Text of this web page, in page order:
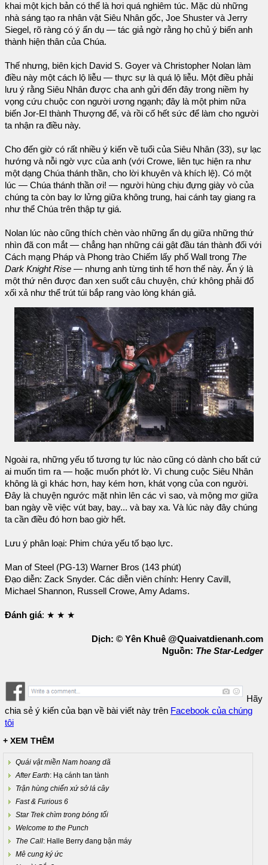
khai một kịch bản có thể là hơi quá nghiêm túc. Mặc dù những
nhà sáng tạo ra nhân vật Siêu Nhân gốc, Joe Shuster và Jerry
Siegel, rõ ràng có ý ẩn dụ — tác giả ngờ rằng họ chủ ý biến anh
thành hiện thân của Chúa.
Thế nhưng, biên kịch David S. Goyer và Christopher Nolan làm
điều này một cách lộ liễu — thực sự là quá lộ liễu. Một điều phải
lưu ý rằng Siêu Nhân được cha anh gửi đến đây trong niềm hy
vọng cứu chuộc con người ương ngạnh; đây là một phim nữa
biến Jor-El thành Thượng đế, và rồi cố hết sức để làm cho người
ta nhận ra điều này.
Cho đến giờ có rất nhiều ý kiến về tuổi của Siêu Nhân (33), sự lạc
hướng và nỗi ngờ vực của anh (với Crowe, liên tục hiện ra như
một dạng Chúa thánh thần, cho lời khuyên và khích lệ). Có một
lúc — Chúa thánh thần ơi! — người hùng chịu đựng giày vò của
chúng ta còn bay lơ lửng giữa không trung, hai cánh tay giang ra
như thể Chúa trên thập tự giá.
Nolan lúc nào cũng thích chèn vào những ẩn dụ giữa những thứ
nhìn đã con mắt — chẳng hạn những cái gật đầu tán thành đối với
Cách mạng Pháp và Phong trào Chiếm lấy phố Wall trong The
Dark Knight Rise — nhưng anh từng tinh tế hơn thế này. Ẩn ý là
một thứ nên được đan xen suốt câu chuyện, chứ không phải đổ
xối xả như thể trút túi bắp rang vào lòng khán giả.
Ngoài ra, những yếu tố tương tự lúc nào cũng có dành cho bất cứ
ai muốn tìm ra — hoặc muốn phớt lờ. Vì chung cuộc Siêu Nhân
không là gì khác hơn, hay kém hơn, khát vọng của con người.
Đây là chuyện ngước mặt nhìn lên các vì sao, và mộng mơ giữa
ban ngày về việc vút bay, bay... và bay xa. Và lúc này đây chúng
ta cần điều đó hơn bao giờ hết.
Lưu ý phân loại: Phim chứa yếu tố bạo lực.
Man of Steel (PG-13) Warner Bros (143 phút)
Đạo diễn: Zack Snyder. Các diễn viên chính: Henry Cavill,
Michael Shannon, Russell Crowe, Amy Adams.
Đánh giá: ★ ★ ★
Dịch: © Yên Khuê @Quaivatdienanh.com
Nguồn: The Star-Ledger
Hãy
chia sẻ ý kiến của bạn về bài viết này trên Facebook của chúng
tôi
+ XEM THÊM
Quái vật miền Nam hoang dã
After Earth: Hạ cánh tan tành
Trận hùng chiến xứ sở lá cây
Fast & Furious 6
Star Trek chìm trong bóng tối
Welcome to the Punch
The Call: Halle Berry đang bận máy
Mê cung ký ức